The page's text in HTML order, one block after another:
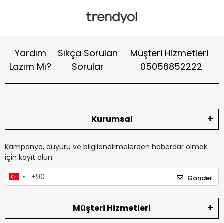
Yardım
Lazım Mı?
Sıkça Sorulan
Sorular
Müşteri Hizmetleri
05056852222
Kurumsal
Kampanya, duyuru ve bilgilendirmelerden haberdar olmak
için kayıt olun.
Gönder
Müşteri Hizmetleri